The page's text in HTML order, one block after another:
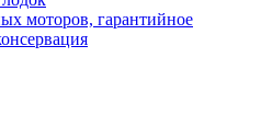
моторов, гарантийное